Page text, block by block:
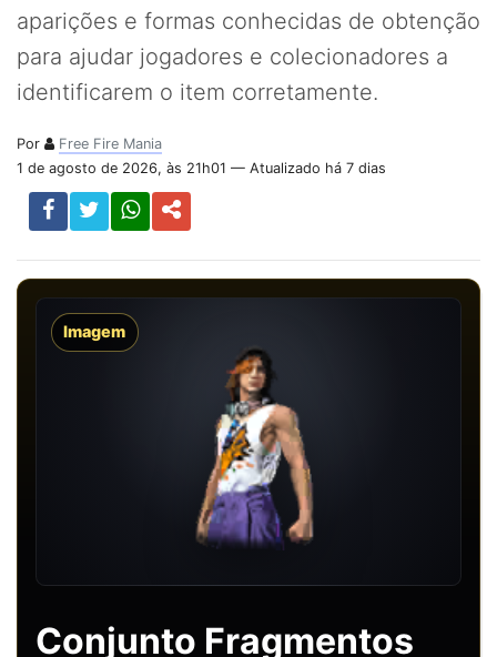
aparições e formas conhecidas de obtenção
para ajudar jogadores e colecionadores a
identificarem o item corretamente.
Por
Free Fire Mania
1 de agosto de 2026, às 21h01 — Atualizado há 7 dias
Imagem
Conjunto Fragmentos